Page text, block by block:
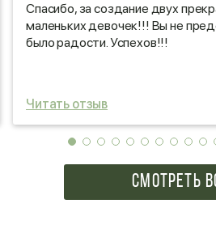
Спасибо, за создание двух
маленьких девочек!!! Вы не
было радости. Успехов!!!
Читать отзыв
СМОТРЕТЬ